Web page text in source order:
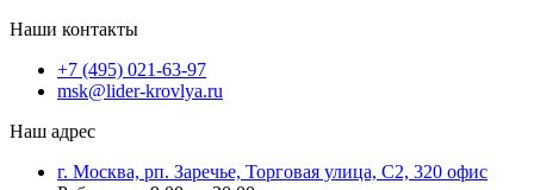
Наши контакты
+7 (495) 021-63-97
msk@lider-krovlya.ru
Наш адрес
г. Москва, рп. Заречье, Торговая улица, С2, 320 офис